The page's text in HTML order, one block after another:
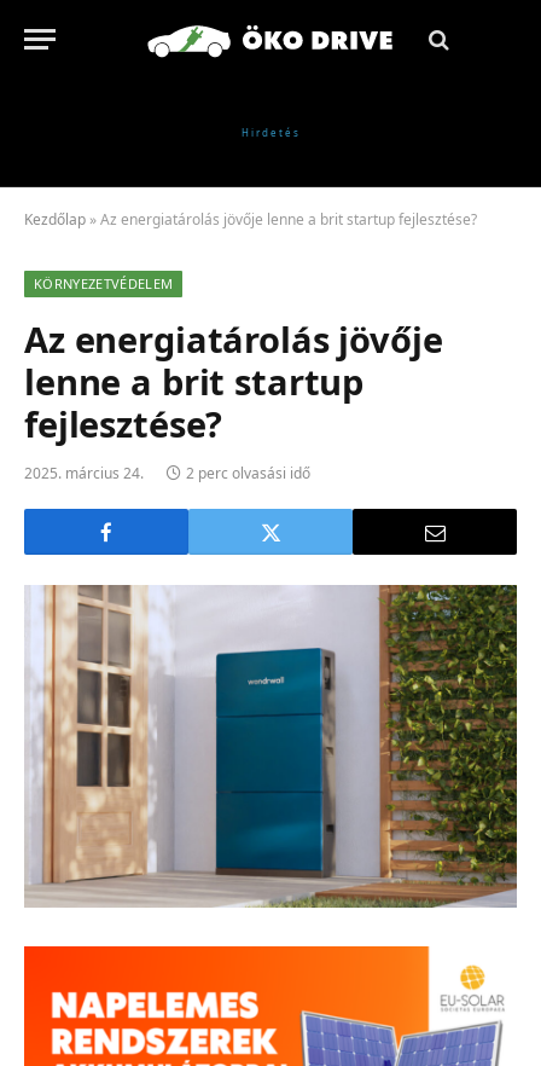
Kezdőlap »Az energiatárolás jövője lenne a brit startup fejlesztése?
KÖRNYEZETVÉDELEM
Az energiatárolás jövője
lenne a brit startup
fejlesztése?
2025. március 24. 2 perc olvasási idő